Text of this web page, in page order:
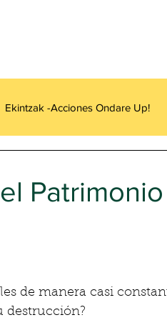
Ekintzak -Acciones Ondare Up!
Patrimonio
de manera casi
destrucción?